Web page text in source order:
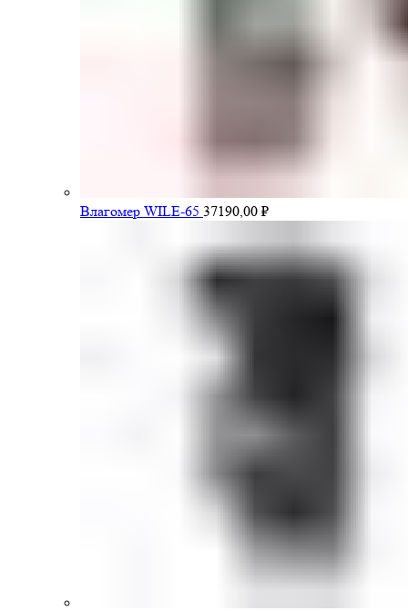
Влагомер WILE-65 37190,00 ₽